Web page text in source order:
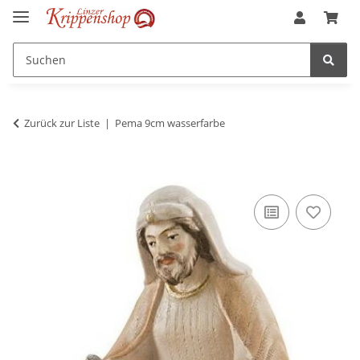
Zurück zur Liste Pema 9cm wasserfarbe